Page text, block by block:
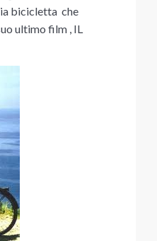
bicicletta che
ultimo film , IL